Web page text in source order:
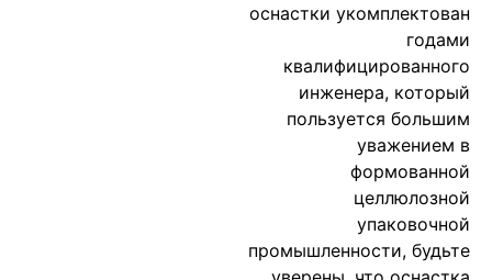
оснастки укомплектован
годами
квалифицированного
инженера, который
пользуется большим
уважением в
формованной
целлюлозной
упаковочной
промышленности, будьте